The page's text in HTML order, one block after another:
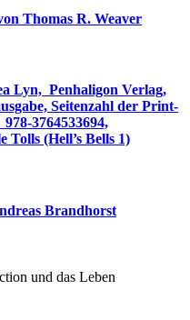
Thomas R. Weaver
Lyn, ‎ Penhaligon Verlag,
Seitenzahl der Print-
Belle Tolls (Hell’s Bells 1)
Brandhorst
und das Leben